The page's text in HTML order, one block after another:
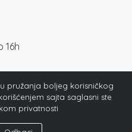
16h
pružanja boljeg korisničkog
sajta saglasni ste
privatnosti